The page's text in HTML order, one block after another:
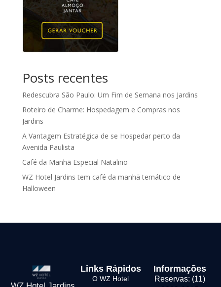
Posts recentes
Redescubra São Paulo: Um Fim de Semana nos Jardins
Roteiro de Charme: Hospedagem e Compras nos
Jardins
A Vantagem Estratégica de se Hospedar perto da
Avenida Paulista
Café da Manhã Especial Natalino
WZ Hotel Jardins tem café da manhã temático de
Halloween
Links Rápidos
O WZ Hotel
Informações
Reservas: (11)